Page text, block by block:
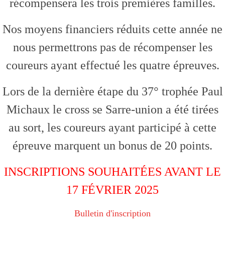
récompensera les trois premières familles.
Nos moyens financiers réduits cette année ne
nous permettrons pas de récompenser les
coureurs ayant effectué les quatre épreuves.
Lors de la dernière étape du 37° trophée Paul
Michaux le cross se Sarre-union a été tirées
au sort, les coureurs ayant participé à cette
épreuve marquent un bonus de 20 points.
INSCRIPTIONS SOUHAITÉES AVANT LE
17 FÉVRIER 2025
Bulletin d'inscription